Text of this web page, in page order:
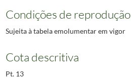
Condições de reprodução
Sujeita à tabela emolumentar em vigor
Cota descritiva
Pt. 13